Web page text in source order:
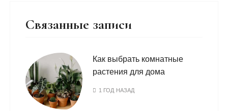
Связанные записи
Как выбрать комнатные
растения для дома
1 ГОД НАЗАД